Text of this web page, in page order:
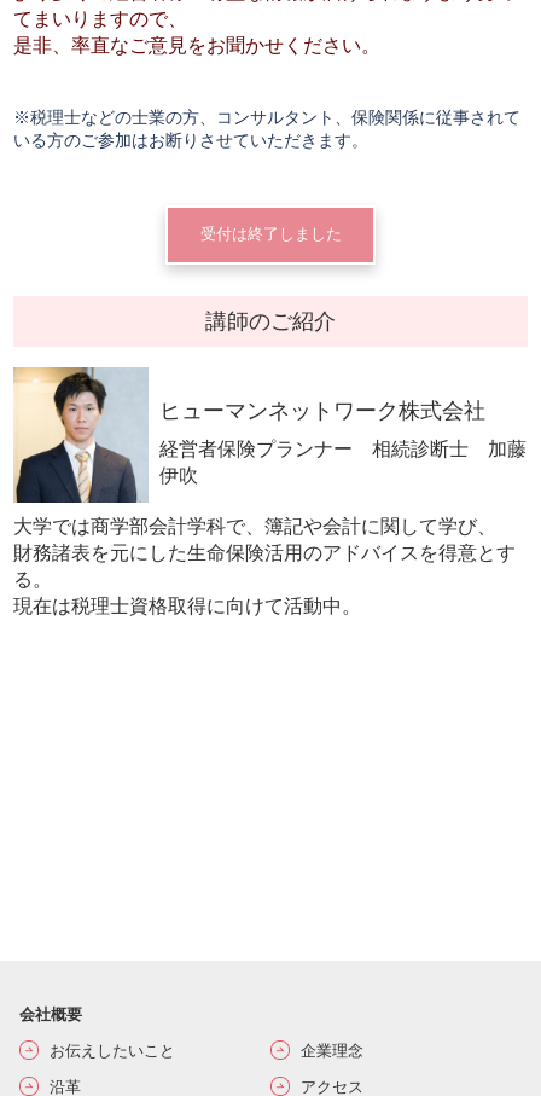
てまいりますので、
是非、率直なご意見をお聞かせください。
※税理士などの士業の方、コンサルタント、保険関係に従事されて
いる方のご参加はお断りさせていただきます。
受付は終了しました
講師のご紹介
ヒューマンネットワーク株式会社
経営者保険プランナー 相続診断士 加藤
伊吹
大学では商学部会計学科で、簿記や会計に関して学び、
財務諸表を元にした生命保険活用のアドバイスを得意とす
る。
現在は税理士資格取得に向けて活動中。
会社概要
お伝えしたいこと
企業理念
沿革
アクセス